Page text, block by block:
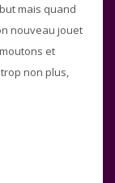
mais quand
nouveau jouet
et
non plus,